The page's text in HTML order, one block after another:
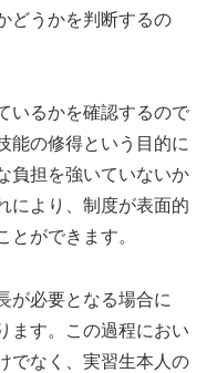
どうかを判断するの
いるかを確認するので
能の修得という目的に
負担を強いていないか
により、制度が表面的
とができます。
が必要となる場合に
ます。この過程におい
でなく、実習生本人の